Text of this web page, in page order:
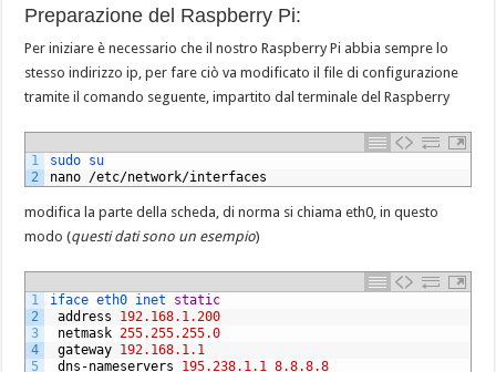
Preparazione del Raspberry Pi:
Per iniziare è necessario che il nostro Raspberry Pi abbia sempre lo
stesso indirizzo ip, per fare ciò va modificato il file di configurazione
tramite il comando seguente, impartito dal terminale del Raspberry
1
2
sudo su
nano /etc/network/interfaces
modifica la parte della scheda, di norma si chiama eth0, in questo
modo (questi dati sono un esempio)
1
2
3
4
5
iface eth0 inet static
address
192.168.1.200
netmask 255.255.255.0
gateway 192.168.1.1
dns -nameservers 195.238.1.1 8.8.8.8